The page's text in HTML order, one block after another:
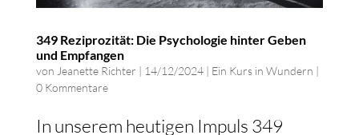
349 Reziprozität: Die Psychologie hinter Geben
und Empfangen
von Jeanette Richter | 14/12/2024| Ein Kurs in Wundern |
0 Kommentare
In unserem heutigen Impuls 349